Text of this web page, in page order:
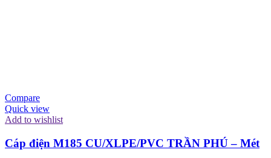
Compare
Quick view
Add to wishlist
Cáp điện M185 CU/XLPE/PVC TRẦN PHÚ – Mét